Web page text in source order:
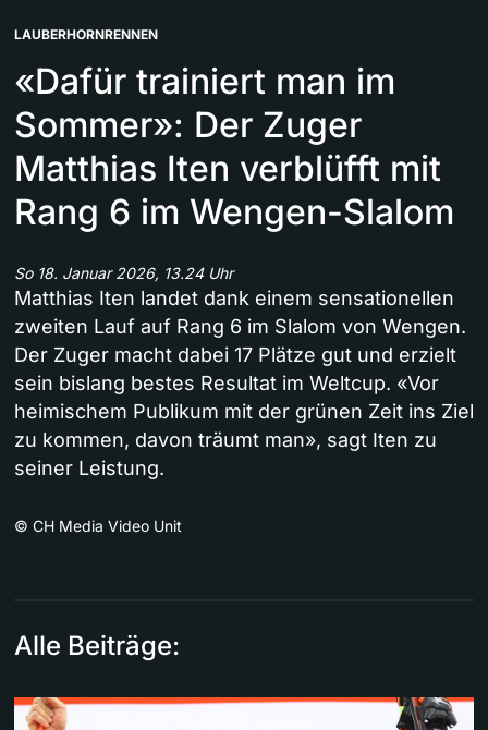
LAUBERHORNRENNEN
«Dafür trainiert man im
Sommer»: Der Zuger
Matthias Iten verblüfft mit
Rang 6 im Wengen-Slalom
So 18. Januar 2026, 13.24 Uhr
Matthias Iten landet dank einem sensationellen
zweiten Lauf auf Rang 6 im Slalom von Wengen.
Der Zuger macht dabei 17 Plätze gut und erzielt
sein bislang bestes Resultat im Weltcup. «Vor
heimischem Publikum mit der grünen Zeit ins Ziel
zu kommen, davon träumt man», sagt Iten zu
seiner Leistung.
© CH Media Video Unit
Alle Beiträge: